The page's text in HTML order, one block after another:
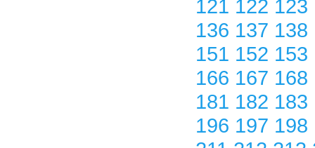
121 122 123
136 137 138
151 152 153
166 167 168
181 182 183
196 197 198